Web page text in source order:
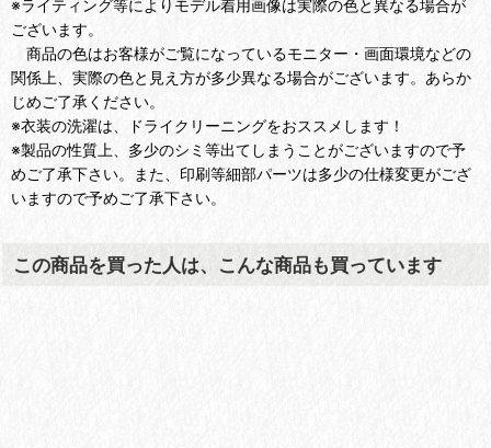
※ライティング等によりモデル着用画像は実際の色と異なる場合が
ございます。
商品の色はお客様がご覧になっているモニター・画面環境などの
関係上、実際の色と見え方が多少異なる場合がございます。あらか
じめご了承ください。
※衣装の洗濯は、ドライクリーニングをおススメします！
※製品の性質上、多少のシミ等出てしまうことがございますので予
めご了承下さい。また、印刷等細部パーツは多少の仕様変更がござ
いますので予めご了承下さい。
この商品を買った人は、こんな商品も買っています